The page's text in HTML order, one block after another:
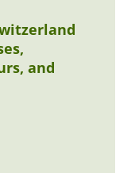
and